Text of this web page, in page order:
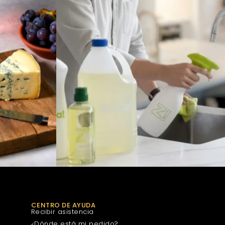
CENTRO DE AYUDA
Recibir asistencia